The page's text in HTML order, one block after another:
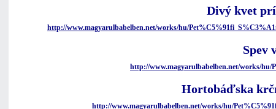
Divý kvet
http://www.magyarulbabelben.net/works/hu/
Spev
http://www.magyarulbabelben.net/works/hu/
Hortobáďska
http://www.magyarulbabelben.net/works/hu/